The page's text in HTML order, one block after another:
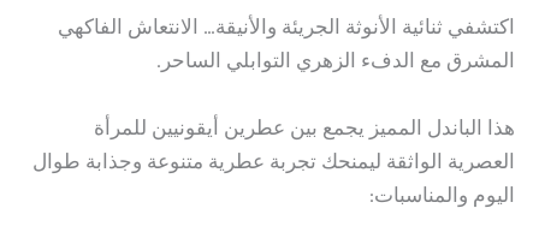
اكتشفي ثنائية الأنوثة الجريئة والأنيقة… الانتعاش الفاكهي
المشرق مع الدفء الزهري التوابلي الساحر.
هذا الباندل المميز يجمع بين عطرين أيقونيين للمرأة
العصرية الواثقة ليمنحك تجربة عطرية متنوعة وجذابة طوال
اليوم والمناسبات: